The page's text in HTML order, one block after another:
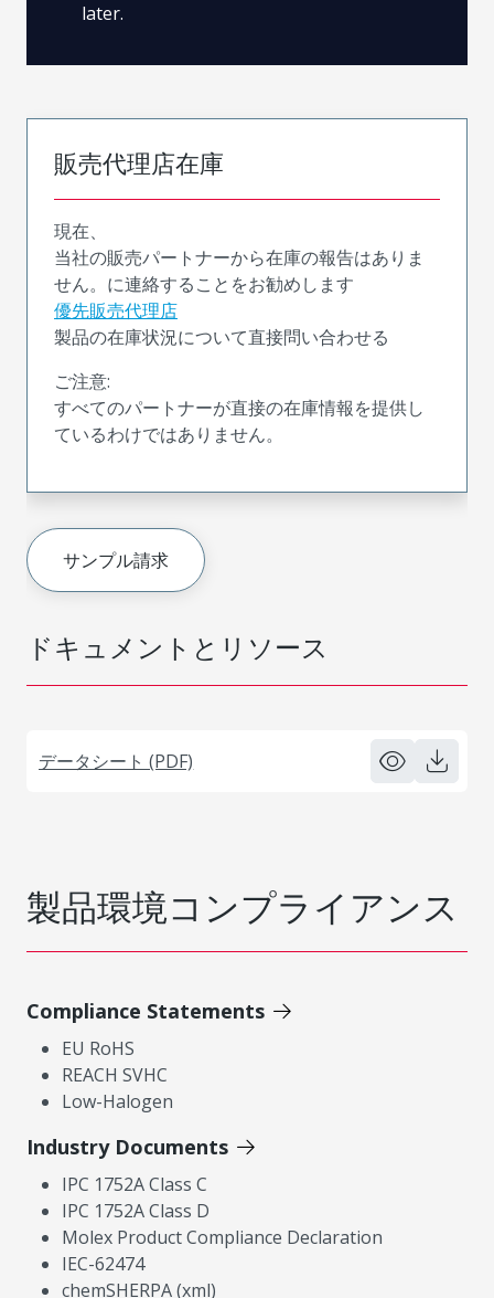
ドキュメントとリソース
データシート (PDF)
later.
販売代理店在庫
現在、
当社の販売パートナーから在庫の報告はありま
せん。に連絡することをお勧めします
優先販売代理店
製品の在庫状況について直接問い合わせる
ご注意:
すべてのパートナーが直接の在庫情報を提供し
ているわけではありません。
サンプル請求
製品環境コンプライアンス
Compliance Statements
EU RoHS
REACH SVHC
Low-Halogen
Industry Documents
IPC 1752A Class C
IPC 1752A Class D
Molex Product Compliance Declaration
IEC-62474
chemSHERPA (xml)